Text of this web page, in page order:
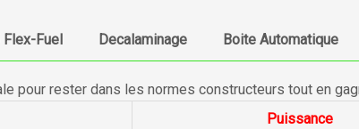
Flex-Fuel Decalaminage Boite Automatique
pour rester dans les normes constructeurs tout en
Puissance